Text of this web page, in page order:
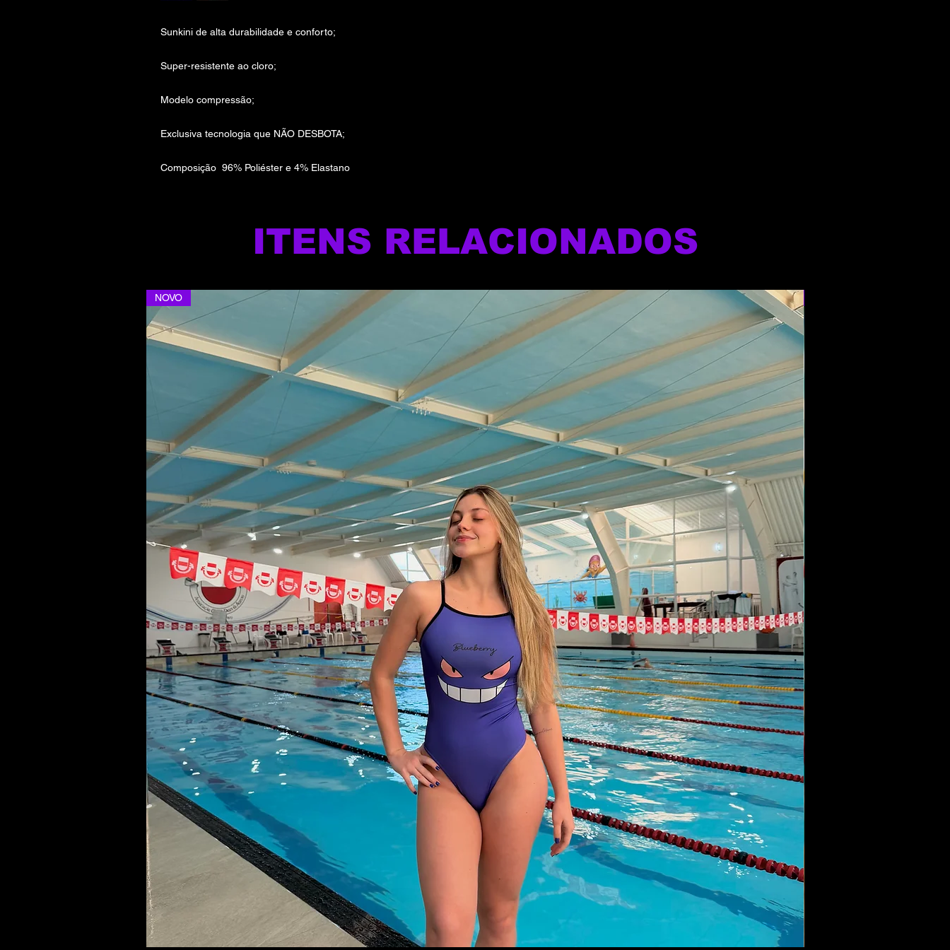
Sunkini de alta durabilidade e conforto;
Super-resistente ao cloro;
Modelo compressão;
Exclusiva tecnologia que NÃO DESBOTA;
Composição 96% Poliéster e 4% Elastano
ITENS RELACIONADOS
NOVO